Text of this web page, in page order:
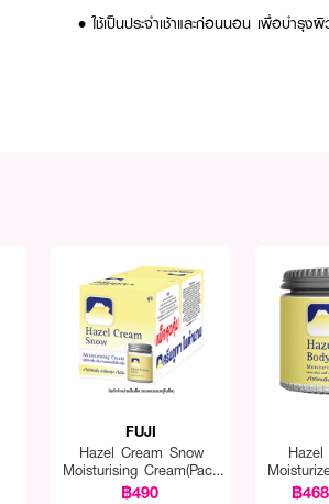
• ใช้เป็นประจำเช้าและก่อนนอน เพื่อบำรุง
FUJI
Hazel Cream Snow
Moisturising Cream(Pack
1 Get 1 Free)
฿490 ฿468